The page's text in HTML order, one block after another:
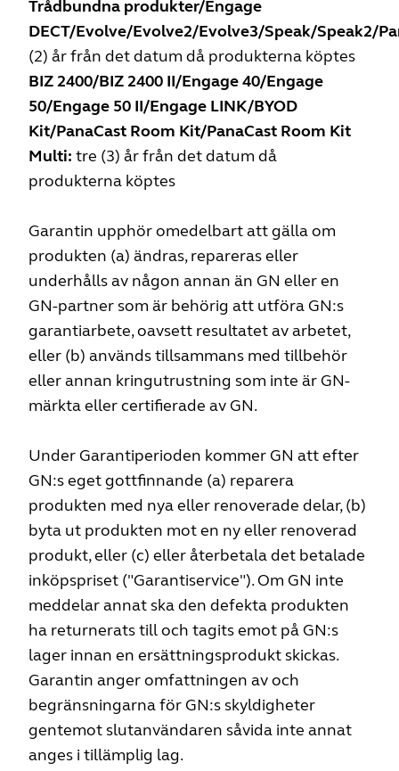
Trådbundna produkter/Engage
DECT/Evolve/Evolve2/Evolve3/Speak/Speak2/
(2) år från det datum då produkterna köptes
BIZ 2400/BIZ 2400 II/Engage 40/Engage
50/Engage 50 II/Engage LINK/BYOD
Kit/PanaCast Room Kit/PanaCast Room Kit
Multi: tre (3) år från det datum då
produkterna köptes
Garantin upphör omedelbart att gälla om
produkten (a) ändras, repareras eller
underhålls av någon annan än GN eller en
GN-partner som är behörig att utföra GN:s
garantiarbete, oavsett resultatet av arbetet,
eller (b) används tillsammans med tillbehör
eller annan kringutrustning som inte är GN-
märkta eller certifierade av GN.
Under Garantiperioden kommer GN att efter
GN:s eget gottfinnande (a) reparera
produkten med nya eller renoverade delar, (b)
byta ut produkten mot en ny eller renoverad
produkt, eller (c) eller återbetala det betalade
inköpspriset ("Garantiservice"). Om GN inte
meddelar annat ska den defekta produkten
ha returnerats till och tagits emot på GN:s
lager innan en ersättningsprodukt skickas.
Garantin anger omfattningen av och
begränsningarna för GN:s skyldigheter
gentemot slutanvändaren såvida inte annat
anges i tillämplig lag.